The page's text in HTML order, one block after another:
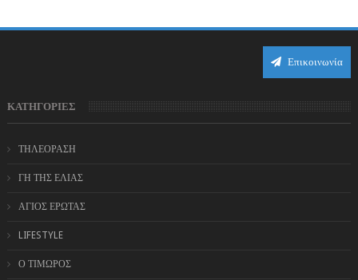
Επικοινωνία
ΚΑΤΗΓΟΡΙΕΣ
ΤΗΛΕΟΡΑΣΗ
ΓΗ ΤΗΣ ΕΛΙΑΣ
ΑΓΙΟΣ ΕΡΩΤΑΣ
LIFESTYLE
Ο ΤΙΜΩΡΟΣ